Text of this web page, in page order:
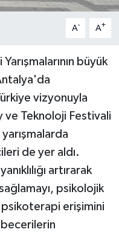
A- A+
büyük
vizyonuyla
ve Teknoloji Festivali
de yer aldı.
artırarak
psikolojik
erişimini
becerilerin